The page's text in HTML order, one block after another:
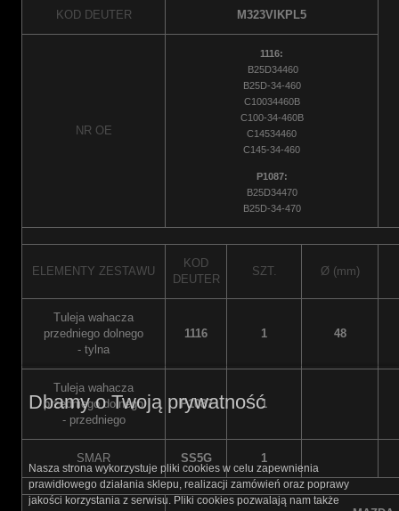
KOD DEUTER M323VIKPL5
NR OE
1116:
B25D34460
B25D-34-460
C10034460B
C100-34-460B
C14534460
C145-34-460
P1087:
B25D34470
B25D-34-470
ELEMENTY ZESTAWU
KOD
DEUTER
SZT. Ø (mm)
Tuleja wahacza
przedniego dolnego
- tylna
1116 1 48
Tuleja wahacza
przedniego dolnego
- przedniego
P1087 1
SMAR SS5G 1
Dbamy o Twoją prywatność
Nasza strona wykorzystuje pliki cookies w celu zapewnienia
prawidłowego działania sklepu, realizacji zamówień oraz poprawy
jakości korzystania z serwisu. Pliki cookies pozwalają nam także